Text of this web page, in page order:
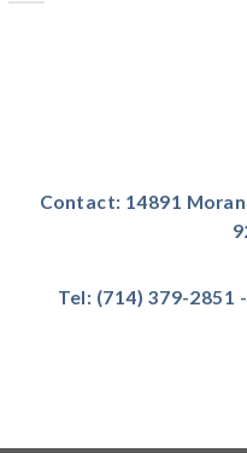
Contact: 14891
Tel: (714) 379-2851